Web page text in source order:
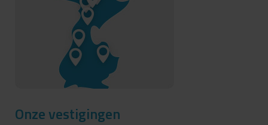
Onze vestigingen